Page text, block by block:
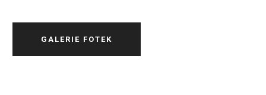
GALERIE FOTEK